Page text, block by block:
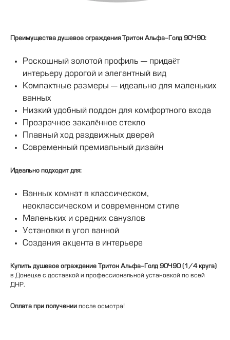
Преимущества душевое ограждения Тритон Альфа-Голд 90×90:
Роскошный золотой профиль — придаёт
интерьеру дорогой и элегантный вид
Компактные размеры — идеально для маленьких
ванных
Низкий удобный поддон для комфортного входа
Прозрачное закалённое стекло
Плавный ход раздвижных дверей
Современный премиальный дизайн
Идеально подходит для:
Ванных комнат в классическом,
неоклассическом и современном стиле
Маленьких и средних санузлов
Установки в угол ванной
Создания акцента в интерьере
Купить душевое ограждение Тритон Альфа-Голд 90×90 (1/4 круга)
в Донецке с доставкой и профессиональной установкой по всей
ДНР.
Оплата при получении после осмотра!